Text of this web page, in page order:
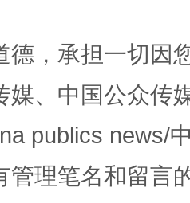
搞定
德，承担一切因
媒、中国公众传
publics news/
管理笔名和留言